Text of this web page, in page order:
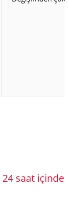
24 saat içinde